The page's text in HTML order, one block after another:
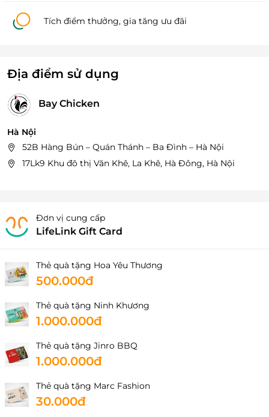
Tích điểm thưởng, gia tăng ưu đãi
Địa điểm sử dụng
Bay Chicken
Hà Nội
52B Hàng Bún – Quán Thánh – Ba Đình – Hà Nội
17Lk9 Khu đô thị Văn Khê, La Khê, Hà Đông, Hà Nội
Đơn vị cung cấp
LifeLink Gift Card
Thẻ quà tặng Hoa Yêu Thương
500.000đ
Thẻ quà tặng Ninh Khương
1.000.000đ
Thẻ quà tặng Jinro BBQ
1.000.000đ
Thẻ quà tặng Marc Fashion
30.000đ